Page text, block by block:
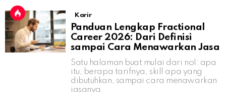
Karir
Panduan Lengkap Fractional
Career 2026: Dari Definisi
sampai Cara Menawarkan Jasa
Satu halaman buat mulai dari nol: apa
itu, berapa tarifnya, skill apa yang
dibutuhkan, sampai cara menawarkan
jasanya.